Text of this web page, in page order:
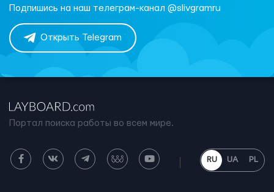
Подпишись на наш телеграм-канал @slivgramru
Открыть Telegram
Портал поиска работы во всем мире.
RU UA PL